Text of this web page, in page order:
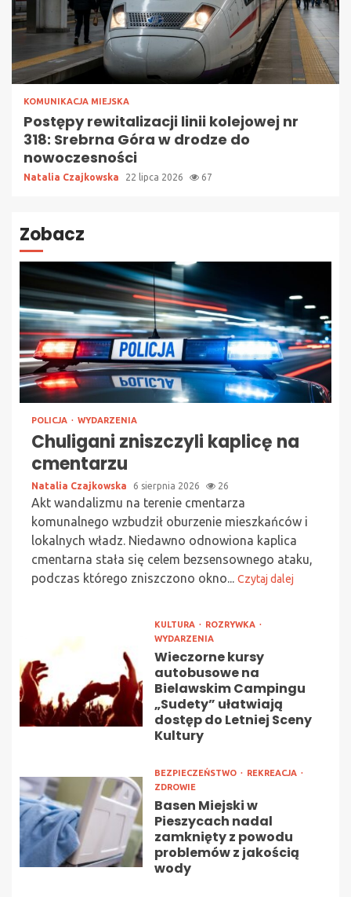
KOMUNIKACJA MIEJSKA
Postępy rewitalizacji linii kolejowej nr
318: Srebrna Góra w drodze do
nowoczesności
Natalia Czajkowska 22 lipca 2026 67
Zobacz
POLICJA WYDARZENIA
Chuligani zniszczyli kaplicę na
cmentarzu
Natalia Czajkowska 6 sierpnia 2026 26
Akt wandalizmu na terenie cmentarza
komunalnego wzbudził oburzenie mieszkańców i
lokalnych władz. Niedawno odnowiona kaplica
cmentarna stała się celem bezsensownego ataku,
podczas którego zniszczono okno... Czytaj dalej
KULTURA
ROZRYWKA
WYDARZENIA
Wieczorne kursy
autobusowe na
Bielawskim Campingu
„Sudety” ułatwiają
dostęp do Letniej Sceny
Kultury
BEZPIECZEŃSTWO
REKREACJA
ZDROWIE
Basen Miejski w
Pieszycach nadal
zamknięty z powodu
problemów z jakością
wody